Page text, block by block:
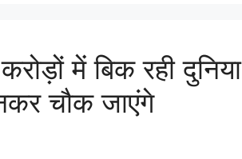
में बिक रही दुनिया
चौक जाएंगे